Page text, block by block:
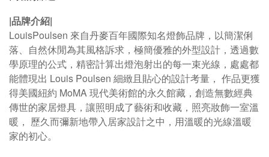
|品牌介紹|
LouisPoulsen 來自丹麥百年國際知名燈飾品牌，以簡潔俐
落、自然休閒為其風格訴求，極簡優雅的外型設計，透過數
學原理的公式，精密計算出燈泡射出的每一束光線，處處都
能體現出 Louis Poulsen 細緻且貼心的設計考量， 作品更獲
得美國紐約 MoMA 現代美術館的永久館藏，創造無數經典
傳世的家居燈具，讓照明成了藝術和收藏，照亮妝飾一室溫
暖， 歷久而彌新地帶入居家設計之中，用溫暖的光線溫暖
家的初心。